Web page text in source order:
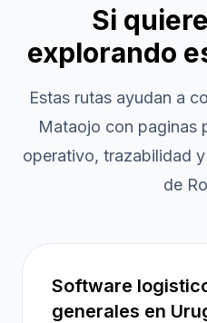
Si
explorando
Estas rutas ayudan a
Mataojo con paginas
operativo, trazabilidad
de
Software
generales en